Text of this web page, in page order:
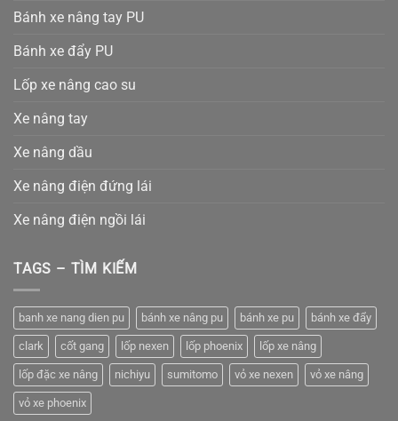
Bánh xe nâng tay PU
Bánh xe đẩy PU
Lốp xe nâng cao su
Xe nâng tay
Xe nâng dầu
Xe nâng điện đứng lái
Xe nâng điện ngồi lái
TAGS – TÌM KIẾM
banh xe nang dien pu bánh xe nâng pu bánh xe pu bánh xe đẩy
clark cốt gang lốp nexen lốp phoenix lốp xe nâng
lốp đặc xe nâng nichiyu sumitomo vỏ xe nexen vỏ xe nâng
vỏ xe phoenix